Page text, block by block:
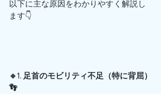
以下に主な原因をわかりやすく解説し
ます👇
🔹1. 足首のモビリティ不足（特に背屈）
👣